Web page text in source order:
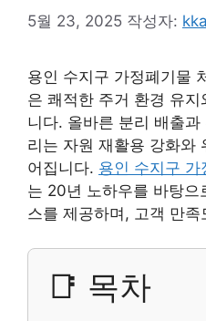
5월 23, 2025 작성자:
용인 수지구 가정폐기물
은 쾌적한 주거 환경 유
니다. 올바른 분리 배출
리는 자원 재활용 강화와
어집니다. 용인 수지구 가
는 20년 노하우를 바탕으
스를 제공하며, 고객 만
📑 목차